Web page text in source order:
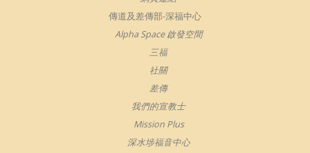
傳道及差傳部-深福中心
Alpha Space 啟發空間
三福
社關
差傳
我們的宣教士
Mission Plus
深水埗福音中心